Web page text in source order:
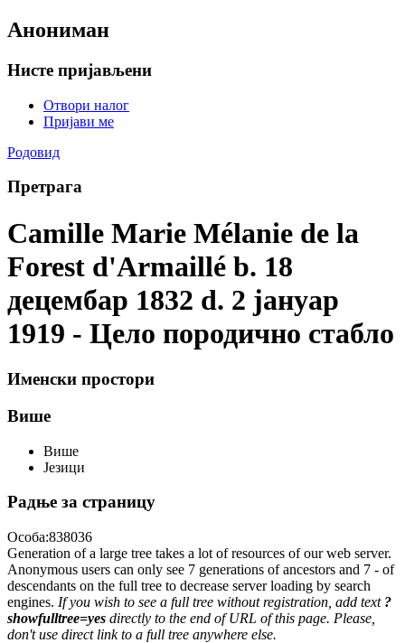
Анониман
Нисте пријављени
Отвори налог
Пријави ме
Родовид
Претрага
Camille Marie Mélanie de la
Forest d'Armaillé b. 18
децембар 1832 d. 2 јануар
1919 - Цело породично стабло
Именски простори
Више
Више
Језици
Радње за страницу
Особа:838036
Generation of a large tree takes a lot of resources of our web server.
Anonymous users can only see 7 generations of ancestors and 7 - of
descendants on the full tree to decrease server loading by search
engines. If you wish to see a full tree without registration, add text ?
showfulltree=yes directly to the end of URL of this page. Please,
don't use direct link to a full tree anywhere else.